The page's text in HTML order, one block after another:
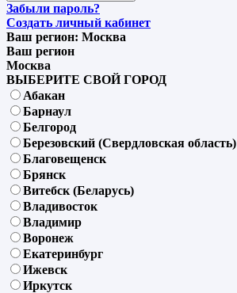
Забыли пароль?
Создать личный кабинет
Ваш регион: Москва
Ваш регион
Москва
ВЫБЕРИТЕ СВОЙ ГОРОД
Абакан
Барнаул
Белгород
Березовский (Свердловская область)
Благовещенск
Брянск
Витебск (Беларусь)
Владивосток
Владимир
Воронеж
Екатеринбург
Ижевск
Иркутск